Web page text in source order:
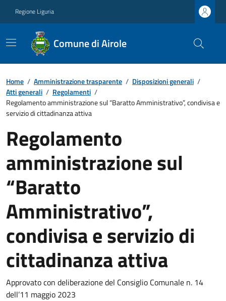
Regione Liguria
Comune di Airole
Home / Amministrazione trasparente / Disposizioni generali /
Atti generali / Regolamenti /
Regolamento amministrazione sul “Baratto Amministrativo”, condivisa e
servizio di cittadinanza attiva
Regolamento
amministrazione sul
“Baratto
Amministrativo”,
condivisa e servizio di
cittadinanza attiva
Approvato con deliberazione del Consiglio Comunale n. 14
dell’11 maggio 2023